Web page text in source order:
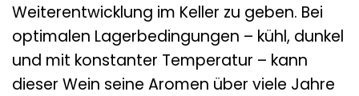
Weiterentwicklung im Keller zu geben. Bei
optimalen Lagerbedingungen – kühl, dunkel
und mit konstanter Temperatur – kann
dieser Wein seine Aromen über viele Jahre